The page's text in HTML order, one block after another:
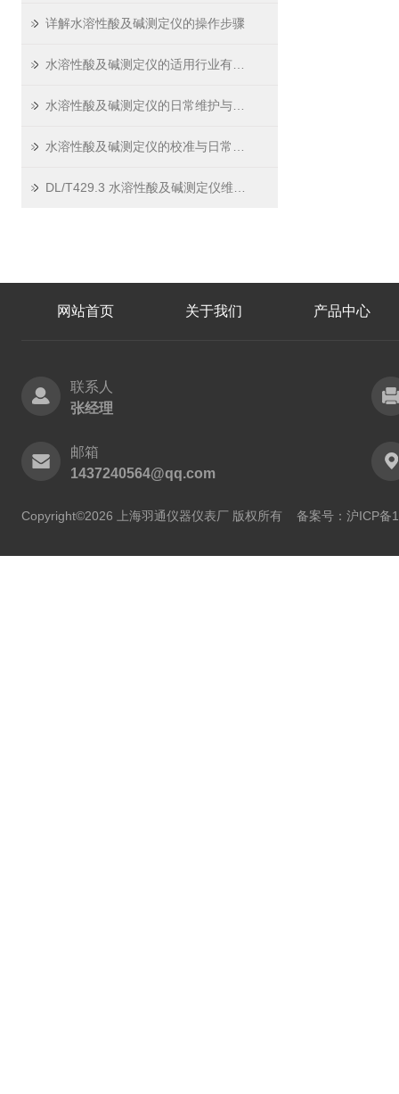
详解水溶性酸及碱测定仪的操作步骤
网站首页 关于我们 产品中心
联系人
张经理
邮箱
1437240564@qq.com
Copyright©2026 上海羽通仪器仪表厂 版权所有 备案号：沪ICP备